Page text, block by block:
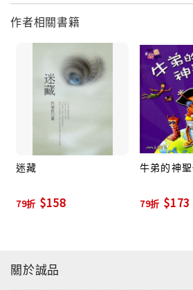
的孩兒身。
作者簡介
許榮哲
台大農工所畢業，曾獲時報文學獎
秋文學獎、吳濁流文藝獎、教育部
學獎、國家文化藝術基金會創作補
創作與英語文學研究所，已出版短
作者相關書籍
迷藏
79折 $158
牛弟的神
79折 $173
關於誠品